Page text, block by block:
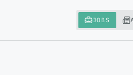
JOBS